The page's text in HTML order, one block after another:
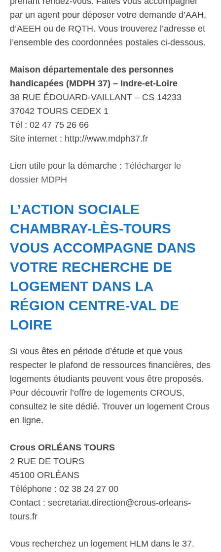
par un agent pour déposer votre demande d’AAH,
d’AEEH ou de RQTH. Vous trouverez l’adresse et
l’ensemble des coordonnées postales ci-dessous.
Maison départementale des personnes
handicapées (MDPH 37) – Indre-et-Loire
38 RUE ÉDOUARD-VAILLANT – CS 14233
37042 TOURS CEDEX 1
Tél : 02 47 75 26 66
Site internet : http://www.mdph37.fr
Lien utile pour la démarche : Télécharger le
dossier MDPH
L’ACTION SOCIALE
CHAMBRAY-LÈS-TOURS
VOUS ACCOMPAGNE DANS
VOTRE RECHERCHE DE
LOGEMENT DANS LA
RÉGION CENTRE-VAL DE
LOIRE
Si vous êtes en période d’étude et que vous
respecter le plafond de ressources financières, des
logements étudiants peuvent vous être proposés.
Pour découvrir l’offre de logements CROUS,
consultez le site dédié. Trouver un logement Crous
en ligne.
Crous ORLÉANS TOURS
2 RUE DE TOURS
45100 ORLÉANS
Téléphone : 02 38 24 27 00
Contact : secretariat.direction@crous-orleans-
tours.fr
Vous recherchez un logement HLM dans le 37.